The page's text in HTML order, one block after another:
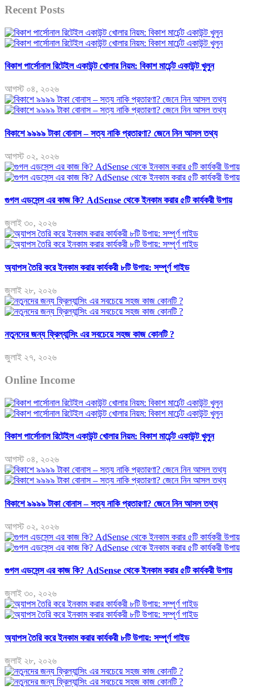
Recent Posts
বিকাশ পার্সোনাল রিটেইল একাউন্ট খোলার নিয়ম: বিকাশ মার্চেন্ট একাউন্ট খুলুন
আগস্ট ০৪, ২০২৬
বিকাশে ৯৯৯৯ টাকা বোনাস – সত্য নাকি প্রতারণা? জেনে নিন আসল তথ্য
আগস্ট ০২, ২০২৬
গুগল এডসেন্স এর কাজ কি? AdSense থেকে ইনকাম করার ৫টি কার্যকরী উপায়
জুলাই ৩০, ২০২৬
অ্যাপস তৈরি করে ইনকাম করার কার্যকরী ৮টি উপায়: সম্পূর্ণ গাইড
জুলাই ২৮, ২০২৬
নতুনদের জন্য ফ্রিল্যান্সিং এর সবচেয়ে সহজ কাজ কোনটি ?
জুলাই ২৭, ২০২৬
Online Income
বিকাশ পার্সোনাল রিটেইল একাউন্ট খোলার নিয়ম: বিকাশ মার্চেন্ট একাউন্ট খুলুন
আগস্ট ০৪, ২০২৬
বিকাশে ৯৯৯৯ টাকা বোনাস – সত্য নাকি প্রতারণা? জেনে নিন আসল তথ্য
আগস্ট ০২, ২০২৬
গুগল এডসেন্স এর কাজ কি? AdSense থেকে ইনকাম করার ৫টি কার্যকরী উপায়
জুলাই ৩০, ২০২৬
অ্যাপস তৈরি করে ইনকাম করার কার্যকরী ৮টি উপায়: সম্পূর্ণ গাইড
জুলাই ২৮, ২০২৬